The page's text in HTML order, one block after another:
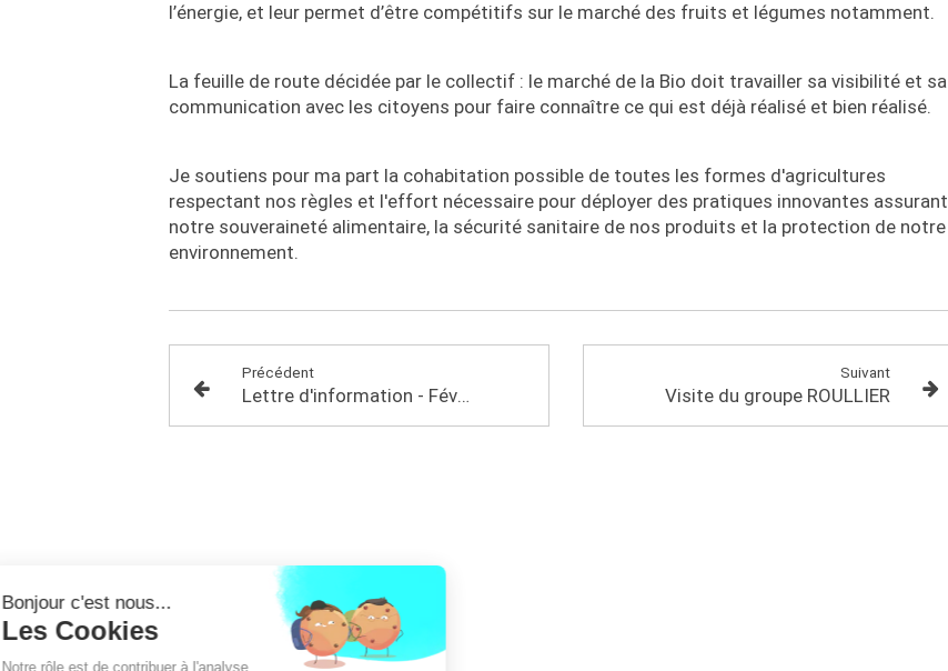
l’énergie, et leur permet d’être compétitifs sur le marché des fruits et légumes notamment.
La feuille de route décidée par le collectif : le marché de la Bio doit travailler sa visibilité et sa
communication avec les citoyens pour faire connaître ce qui est déjà réalisé et bien réalisé.
Je soutiens pour ma part la cohabitation possible de toutes les formes d'agricultures
respectant nos règles et l'effort nécessaire pour déployer des pratiques innovantes assurant
notre souveraineté alimentaire, la sécurité sanitaire de nos produits et la protection de notre
environnement.
Précédent
Lettre d'information - Février 2026
Suivant
Visite du groupe ROULLIER